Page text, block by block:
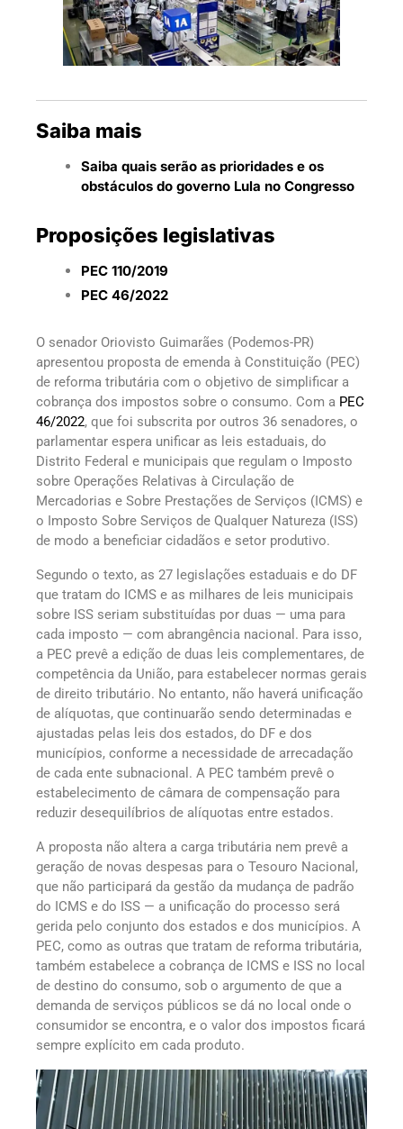
Saiba mais
Saiba quais serão as prioridades e os
obstáculos do governo Lula no Congresso
Proposições legislativas
PEC 110/2019
PEC 46/2022
O senador Oriovisto Guimarães (Podemos-PR)
apresentou proposta de emenda à Constituição (PEC)
de reforma tributária com o objetivo de simplificar a
cobrança dos impostos sobre o consumo. Com a PEC
46/2022, que foi subscrita por outros 36 senadores, o
parlamentar espera unificar as leis estaduais, do
Distrito Federal e municipais que regulam o Imposto
sobre Operações Relativas à Circulação de
Mercadorias e Sobre Prestações de Serviços (ICMS) e
o Imposto Sobre Serviços de Qualquer Natureza (ISS)
de modo a beneficiar cidadãos e setor produtivo.
Segundo o texto, as 27 legislações estaduais e do DF
que tratam do ICMS e as milhares de leis municipais
sobre ISS seriam substituídas por duas — uma para
cada imposto — com abrangência nacional. Para isso,
a PEC prevê a edição de duas leis complementares, de
competência da União, para estabelecer normas gerais
de direito tributário. No entanto, não haverá unificação
de alíquotas, que continuarão sendo determinadas e
ajustadas pelas leis dos estados, do DF e dos
municípios, conforme a necessidade de arrecadação
de cada ente subnacional. A PEC também prevê o
estabelecimento de câmara de compensação para
reduzir desequilíbrios de alíquotas entre estados.
A proposta não altera a carga tributária nem prevê a
geração de novas despesas para o Tesouro Nacional,
que não participará da gestão da mudança de padrão
do ICMS e do ISS — a unificação do processo será
gerida pelo conjunto dos estados e dos municípios. A
PEC, como as outras que tratam de reforma tributária,
também estabelece a cobrança de ICMS e ISS no local
de destino do consumo, sob o argumento de que a
demanda de serviços públicos se dá no local onde o
consumidor se encontra, e o valor dos impostos ficará
sempre explícito em cada produto.